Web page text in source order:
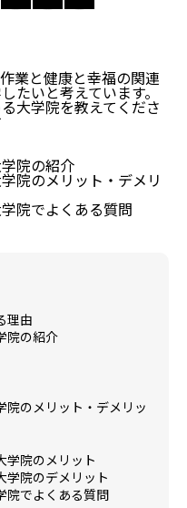
業と健康と幸福の関連
たいと考えています。
大学院を教えてくださ
院の紹介
院のメリット・デメリ
院でよくある質問
理由
院の紹介
院のメリット・デメリッ
学院のメリット
学院のデメリット
院でよくある質問